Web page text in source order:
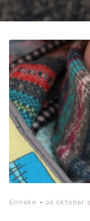
Enneke - 26 oktober